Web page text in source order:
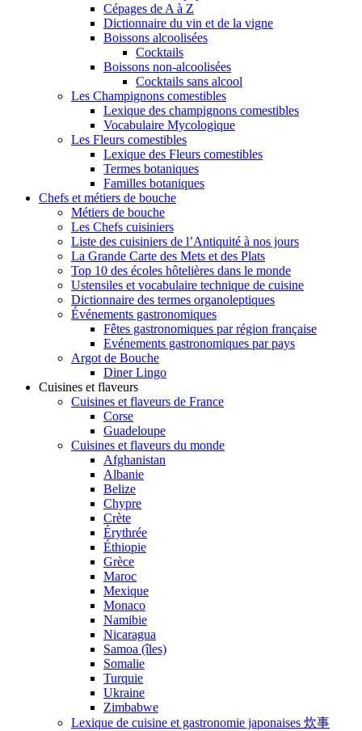
Cépages de A à Z
Dictionnaire du vin et de la vigne
Boissons alcoolisées
Cocktails
Boissons non-alcoolisées
Cocktails sans alcool
Les Champignons comestibles
Lexique des champignons comestibles
Vocabulaire Mycologique
Les Fleurs comestibles
Lexique des Fleurs comestibles
Termes botaniques
Familles botaniques
Chefs et métiers de bouche
Métiers de bouche
Les Chefs cuisiniers
Liste des cuisiniers de l’Antiquité à nos jours
La Grande Carte des Mets et des Plats
Top 10 des écoles hôtelières dans le monde
Ustensiles et vocabulaire technique de cuisine
Dictionnaire des termes organoleptiques
Événements gastronomiques
Fêtes gastronomiques par région française
Evénements gastronomiques par pays
Argot de Bouche
Diner Lingo
Cuisines et flaveurs
Cuisines et flaveurs de France
Corse
Guadeloupe
Cuisines et flaveurs du monde
Afghanistan
Albanie
Belize
Chypre
Crète
Érythrée
Éthiopie
Grèce
Maroc
Mexique
Monaco
Namibie
Nicaragua
Samoa (îles)
Somalie
Turquie
Ukraine
Zimbabwe
Lexique de cuisine et gastronomie japonaises 炊事